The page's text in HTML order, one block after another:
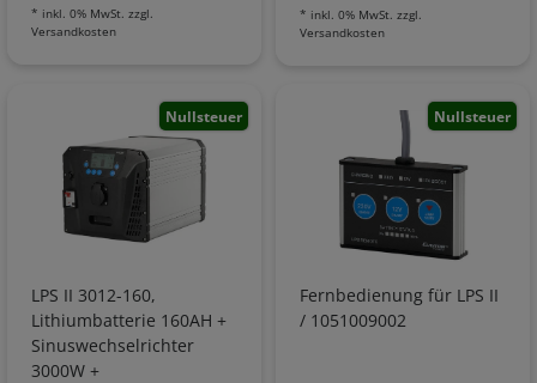
* inkl. 0% MwSt. zzgl.
Versandkosten
* inkl. 0% MwSt. zzgl.
Versandkosten
Nullsteuer
LPS II 3012-160,
Lithiumbatterie 160AH +
Sinuswechselrichter
3000W +
Nullsteuer
Fernbedienung für LPS II
/ 1051009002